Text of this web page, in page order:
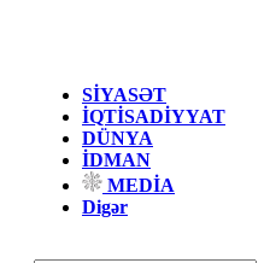
SİYASƏT
İQTİSADİYYAT
DÜNYA
İDMAN
MEDİA
Digər